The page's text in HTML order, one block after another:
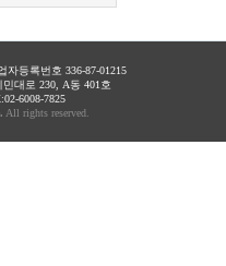
등록번호 336-87-01215
대로 230, A동 401호
6008-7825
All rights reserved.